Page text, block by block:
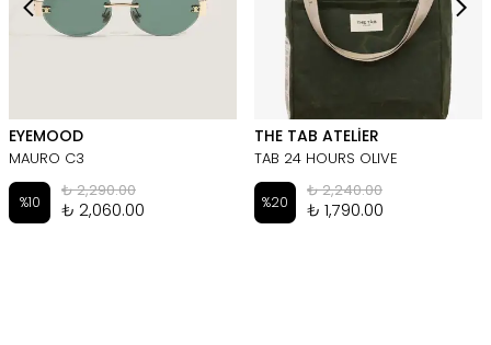
EYEMOOD
MAURO C3
%10
₺ 2,290.00
₺ 2,060.00
THE TAB ATELİER
TAB 24 HOURS OLIVE
%20
₺ 2,240.00
₺ 1,790.00